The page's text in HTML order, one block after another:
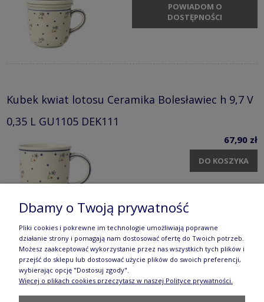
POWIADOM O
DOSTĘPNOŚCI
Kubek kwiat lotosu Ceramika Bolesławiec h 9,7 V
0,35 L GU1105 DEK111
67,90 zł
DO KOSZYKA
Kubek łazienkowy Ceramika Bolesławiec V 0,3 L
GU2017DEK111
79,90 zł
Dbamy o Twoją prywatność
Pliki cookies i pokrewne im technologie umożliwiają poprawne
działanie strony i pomagają nam dostosować ofertę do Twoich potrzeb.
Możesz zaakceptować wykorzystanie przez nas wszystkich tych plików i
przejść do sklepu lub dostosować użycie plików do swoich preferencji,
wybierając opcję "Dostosuj zgody".
Więcej o plikach cookies przeczytasz w naszej Polityce prywatności.